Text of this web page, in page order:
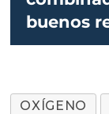
buenos
OXÍGENO